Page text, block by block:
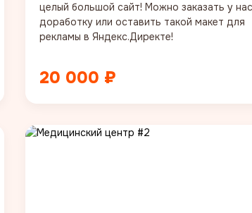
целый большой сайт! Можно заказать у нас
доработку или оставить такой макет для
рекламы в Яндекс.Директе!
20 000 ₽